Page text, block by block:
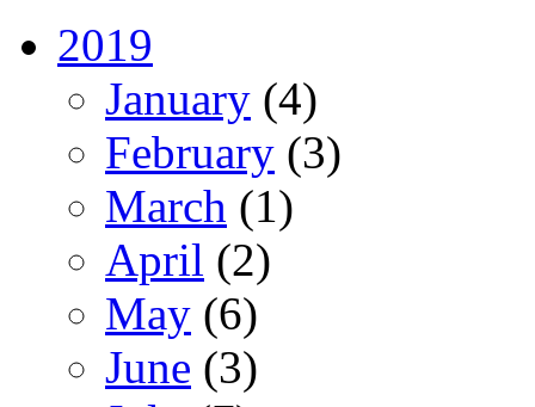
2019
January (4)
February (3)
March (1)
April (2)
May (6)
June (3)